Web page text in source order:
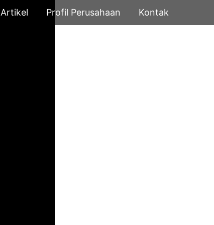
Artikel Profil Perusahaan Kontak